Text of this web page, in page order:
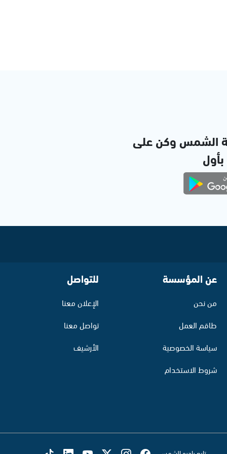
الشمس وكن على
بأول
عن المؤسسة
من نحن
طاقم العمل
سياسة الخصوصية
شروط الاستخدام
للتواصل
الإعلان معنا
تواصل معنا
الأرشيف